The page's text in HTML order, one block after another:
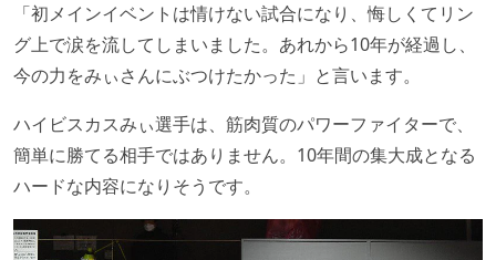
「初メインイベントは情けない試合になり、悔しくてリン
グ上で涙を流してしまいました。あれから10年が経過し、
今の力をみぃさんにぶつけたかった」と言います。
ハイビスカスみぃ選手は、筋肉質のパワーファイターで、
簡単に勝てる相手ではありません。10年間の集大成となる
ハードな内容になりそうです。